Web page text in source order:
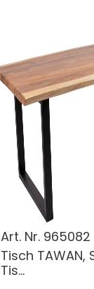
Art. Nr. 965082
Tisch TAWAN,
Tis...